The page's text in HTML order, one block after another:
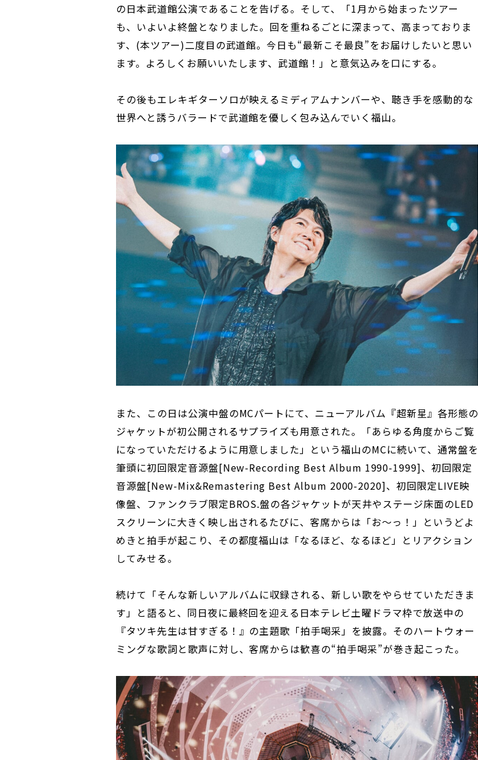
の日本武道館公演であることを告げる。そして、「1月から始まったツアー
も、いよいよ終盤となりました。回を重ねるごとに深まって、高まっておりま
す、(本ツアー)二度目の武道館。今日も“最新こそ最良”をお届けしたいと思い
ます。よろしくお願いいたします、武道館！」と意気込みを口にする。
その後もエレキギターソロが映えるミディアムナンバーや、聴き手を感動的な
世界へと誘うバラードで武道館を優しく包み込んでいく福山。
また、この日は公演中盤のMCパートにて、ニューアルバム『超新星』各形態の
ジャケットが初公開されるサプライズも用意された。「あらゆる角度からご覧
になっていただけるように用意しました」という福山のMCに続いて、通常盤を
筆頭に初回限定音源盤[New-Recording Best Album 1990-1999]、初回限定
音源盤[New-Mix&Remastering Best Album 2000-2020]、初回限定LIVE映
像盤、ファンクラブ限定BROS.盤の各ジャケットが天井やステージ床面のLED
スクリーンに大きく映し出されるたびに、客席からは「お〜っ！」というどよ
めきと拍手が起こり、その都度福山は「なるほど、なるほど」とリアクション
してみせる。
続けて「そんな新しいアルバムに収録される、新しい歌をやらせていただきま
す」と語ると、同日夜に最終回を迎える日本テレビ土曜ドラマ枠で放送中の
『タツキ先生は甘すぎる！』の主題歌「拍手喝采」を披露。そのハートウォー
ミングな歌詞と歌声に対し、客席からは歓喜の“拍手喝采”が巻き起こった。